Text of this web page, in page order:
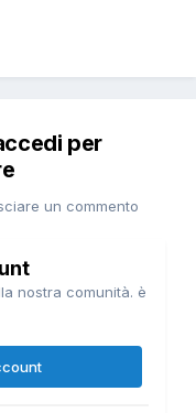
per
un commento
nostra comunità. è